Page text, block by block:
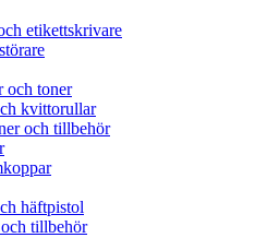
etikettskrivare
och toner
kvittorullar
och tillbehör
häftpistol
tillbehör